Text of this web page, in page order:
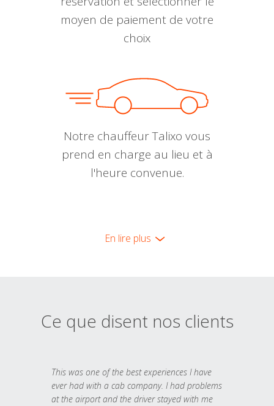
moyen de paiement de votre
choix
Notre chauffeur Talixo vous
prend en charge au lieu et à
l'heure convenue.
En lire plus
Ce que disent nos clients
This was one of the best experiences I have
ever had with a cab company. I had problems
at the airport and the driver stayed with me